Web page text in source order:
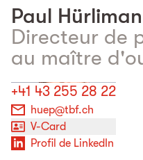
Paul
Directeur de
au maître
+41 43 255 28 22
huep@tbf.ch
V-Card
Profil de LinkedIn